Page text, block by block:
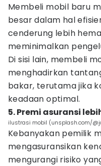
Membeli mobil baru
besar dalam hal
cenderung lebih
meminimalkan
Di sisi lain, membeli
menghadirkan
bakar, terutama jika
keadaan optimal.
5. Premi asuransi
ilustrasi mobil (unsplash.com/
Kebanyakan pemilik
mengasuransikan
mengurangi risiko